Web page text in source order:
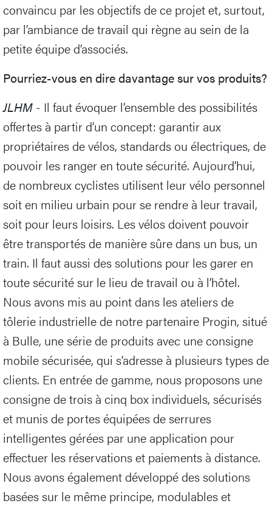
convaincu par les objectifs de ce projet et, surtout,
par l’ambiance de travail qui règne au sein de la
petite équipe d’associés.
Pourriez-vous en dire davantage sur vos produits?
JLHM - Il faut évoquer l’ensemble des possibilités
offertes à partir d’un concept: garantir aux
propriétaires de vélos, standards ou électriques, de
pouvoir les ranger en toute sécurité. Aujourd’hui,
de nombreux cyclistes utilisent leur vélo personnel
soit en milieu urbain pour se rendre à leur travail,
soit pour leurs loisirs. Les vélos doivent pouvoir
être transportés de manière sûre dans un bus, un
train. Il faut aussi des solutions pour les garer en
toute sécurité sur le lieu de travail ou à l’hôtel.
Nous avons mis au point dans les ateliers de
tôlerie industrielle de notre partenaire Progin, situé
à Bulle, une série de produits avec une consigne
mobile sécurisée, qui s’adresse à plusieurs types de
clients. En entrée de gamme, nous proposons une
consigne de trois à cinq box individuels, sécurisés
et munis de portes équipées de serrures
intelligentes gérées par une application pour
effectuer les réservations et paiements à distance.
Nous avons également développé des solutions
basées sur le même principe, modulables et